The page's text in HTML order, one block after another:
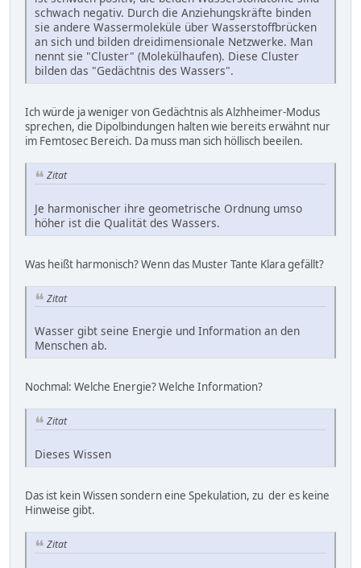
schwach negativ. Durch die Anziehungskräfte binden
sie andere Wassermoleküle über Wasserstoffbrücken
an sich und bilden dreidimensionale Netzwerke. Man
nennt sie "Cluster" (Molekülhaufen). Diese Cluster
bilden das "Gedächtnis des Wassers".
Ich würde ja weniger von Gedächtnis als Alzhheimer-Modus
sprechen, die Dipolbindungen halten wie bereits erwähnt nur
im Femtosec Bereich. Da muss man sich höllisch beeilen.
Zitat
Je harmonischer ihre geometrische Ordnung umso
höher ist die Qualität des Wassers.
Was heißt harmonisch? Wenn das Muster Tante Klara gefällt?
Zitat
Wasser gibt seine Energie und Information an den
Menschen ab.
Nochmal: Welche Energie? Welche Information?
Zitat
Dieses Wissen
Das ist kein Wissen sondern eine Spekulation, zu der es keine
Hinweise gibt.
Zitat